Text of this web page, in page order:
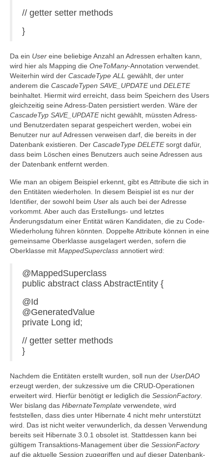
// getter setter methods
}
Da ein User eine beliebige Anzahl an Adressen erhalten kann,
wird hier als Mapping die OneToMany-Annotation verwendet.
Weiterhin wird der CascadeType ALL gewählt, der unter
anderem die CascadeTypen SAVE_UPDATEund DELETE
beinhaltet. Hiermit wird erreicht, dass beim Speichern des Users
gleichzeitig seine Adress-Daten persistiert werden. Wäre der
CascadeTyp SAVE_UPDATEnicht gewählt, müssten Adress-
und Benutzerdaten separat gespeichert werden, wobei ein
Benutzer nur auf Adressen verweisen darf, die bereits in der
Datenbank existieren. Der CascadeType DELETEsorgt dafür,
dass beim Löschen eines Benutzers auch seine Adressen aus
der Datenbank entfernt werden.
Wie man an obigem Beispiel erkennt, gibt es Attribute die sich in
den Entitäten wiederholen. In diesem Beispiel ist es nur der
Identifier, der sowohl beim User als auch bei der Adresse
vorkommt. Aber auch das Erstellungs- und letztes
Änderungsdatum einer Entität wären Kandidaten, die zu Code-
Wiederholung führen könnten. Doppelte Attribute können in eine
gemeinsame Oberklasse ausgelagert werden, sofern die
Oberklasse mit MappedSuperclass annotiert wird:
@MappedSuperclass
public abstract class AbstractEntity {
@Id
@GeneratedValue
private Long id;
// getter setter methods
}
Nachdem die Entitäten erstellt wurden, soll nun der UserDAO
erzeugt werden, der sukzessive um die CRUD-Operationen
erweitert wird. Hierfür benötigt er lediglich die SessionFactory.
Wer bislang das HibernateTemplate verwendete, wird
feststellen, dass dies unter Hibernate 4 nicht mehr unterstützt
wird. Das ist nicht weiter verwunderlich, da dessen Verwendung
bereits seit Hibernate 3.0.1 obsolet ist. Stattdessen kann bei
gültigem Transaktions-Management über die SessionFactory
auf die aktuelle Session zugegriffen und auf dieser Datenbank-